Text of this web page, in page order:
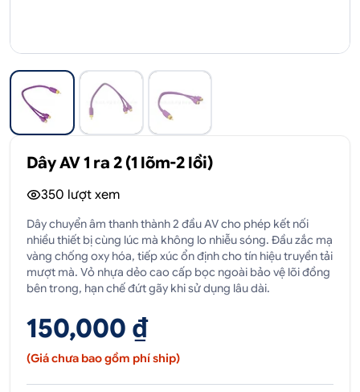
Dây AV 1 ra 2 (1 lõm-2 lồi)
350 lượt xem
Dây chuyển âm thanh thành 2 đầu AV cho phép kết nối
nhiều thiết bị cùng lúc mà không lo nhiễu sóng. Đầu zắc mạ
vàng chống oxy hóa, tiếp xúc ổn định cho tín hiệu truyền tải
mượt mà. Vỏ nhựa dẻo cao cấp bọc ngoài bảo vệ lõi đồng
bên trong, hạn chế đứt gãy khi sử dụng lâu dài.
150,000 ₫
(Giá chưa bao gồm phí ship)